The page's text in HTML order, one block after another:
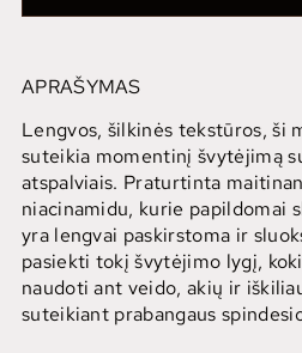
APRAŠYMAS
Lengvos, šilkinės tekstūros, ši
suteikia momentinį švytėjimą
atspalviais. Praturtinta
niacinamidu, kurie papildomai
yra lengvai paskirstoma ir
pasiekti tokį švytėjimo lygį,
naudoti ant veido, akių ir
suteikiant prabangaus